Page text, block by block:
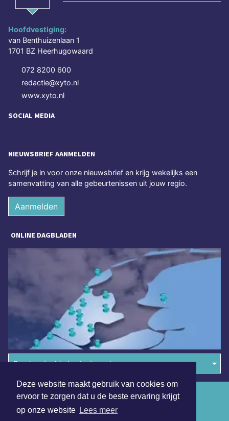
Deze website maakt gebruik van cookies om
ervoor te zorgen dat u de beste ervaring krijgt
op onze website Lees meer
Hoofdvestiging:
van Benthuizenlaan 1
1701 BZ Heerhugowaard
072 8200 600
redactie@xyto.nl
www.xyto.nl
SOCIAL MEDIA
NIEUWSBRIEF AANMELDEN
Schrijf je in voor onze nieuwsbrief en krijg wekelijks een
samenvatting van alle gebeurtenissen uit jouw regio.
Aanmelden
ONLINE DAGBLADEN
Overige dagbladen in de regio
Algemene voorwaarden
Disclaimer